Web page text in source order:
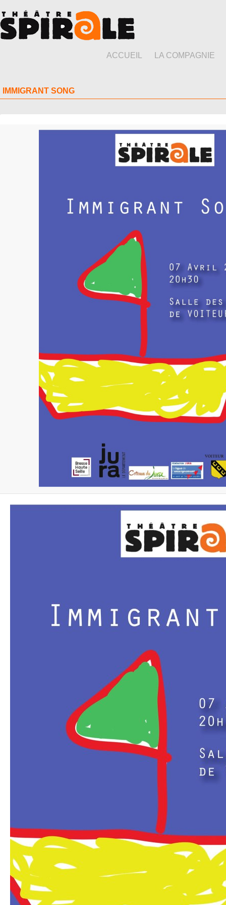
ACCUEIL LA COMPAGNIE
IMMIGRANT SONG